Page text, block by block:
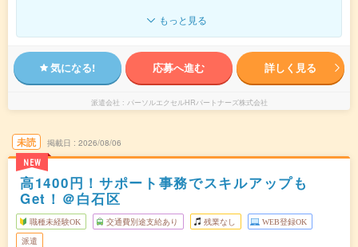
もっと見る
気になる! 応募へ進む 詳しく見る
派遣会社 パーソルエクセルHRパートナーズ株式会社
未読
NEW
掲載日 2026/08/06
高1400円！サポート事務でスキルアップも
Get！＠白石区
職種未経験OK 交通費別途支給あり 残業なし WEB登録OK
派遣